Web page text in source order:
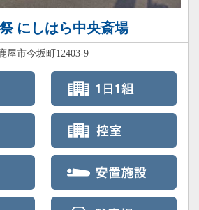
にしはら中央斎場
屋市今坂町12403-9